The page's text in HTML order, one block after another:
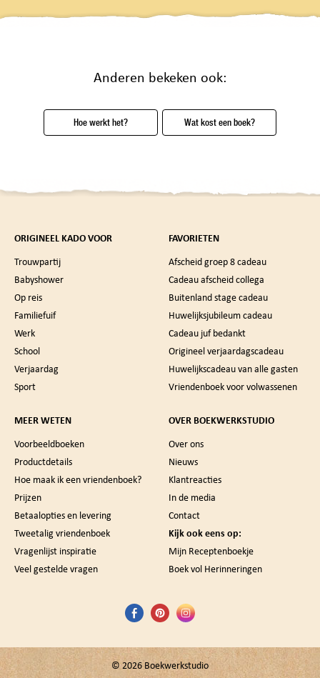
Anderen bekeken ook:
Hoe werkt het? Wat kost een boek?
ORIGINEEL KADO VOOR
Trouwpartij
Babyshower
Op reis
Familiefuif
Werk
School
Verjaardag
Sport
FAVORIETEN
Afscheid groep 8 cadeau
Cadeau afscheid collega
Buitenland stage cadeau
Huwelijksjubileum cadeau
Cadeau juf bedankt
Origineel verjaardagscadeau
Huwelijkscadeau van alle gasten
Vriendenboek voor volwassenen
MEER WETEN
Voorbeeldboeken
Productdetails
Hoe maak ik een vriendenboek?
Prijzen
Betaalopties en levering
Tweetalig vriendenboek
Vragenlijst inspiratie
Veel gestelde vragen
OVER BOEKWERKSTUDIO
Over ons
Nieuws
Klantreacties
In de media
Contact
Kijk ook eens op:
Mijn Receptenboekje
Boek vol Herinneringen
© 2026 Boekwerkstudio